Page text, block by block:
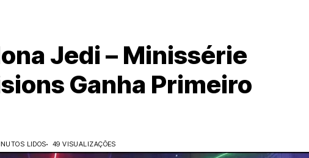
Jedi – Minissérie
Ganha Primeiro
LIDOS 49 VISUALIZAÇÕES